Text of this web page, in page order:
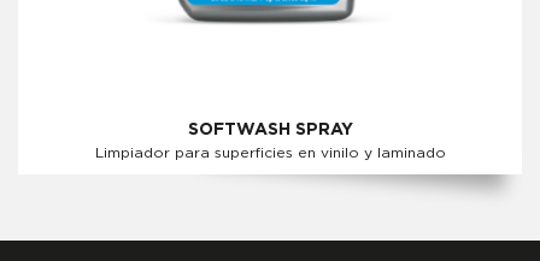
SOFTWASH SPRAY
Limpiador para superficies en vinilo y laminado